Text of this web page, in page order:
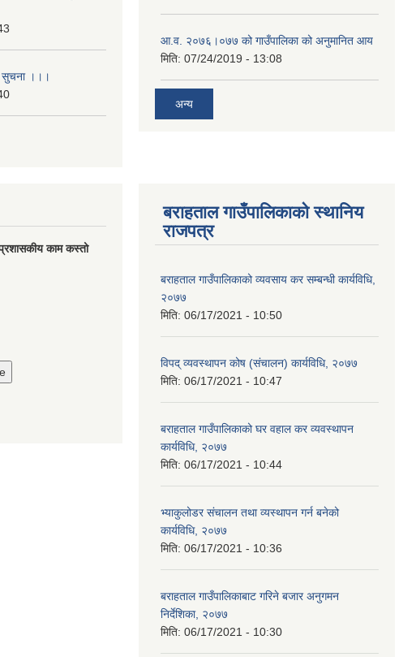
सुचना ।।।
आ.व. २०७६।०७७ को गाउँपालिका को अनुमानित आय
मिति: 07/24/2019 - 13:08
अन्य
काम कस्तो
बराहताल गाउँपालिकाको स्थानिय
राजपत्र
बराहताल गाउँपालिकाको व्यवसाय कर सम्बन्धी कार्यविधि,
२०७७
मिति: 06/17/2021 - 10:50
विपद् व्यवस्थापन कोष (संचालन) कार्यविधि, २०७७
मिति: 06/17/2021 - 10:47
बराहताल गाउँपालिकाको घर वहाल कर व्यवस्थापन
कार्यविधि, २०७७
मिति: 06/17/2021 - 10:44
भ्याकुलोडर संचालन तथा व्यस्थापन गर्न बनेको
कार्यविधि, २०७७
मिति: 06/17/2021 - 10:36
बराहताल गाउँपालिकाबाट गरिने बजार अनुगमन
निर्देशिका, २०७७
मिति: 06/17/2021 - 10:30